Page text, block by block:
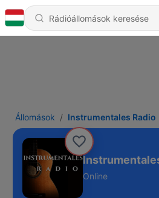
Állomások Instrumentales Radio
Online